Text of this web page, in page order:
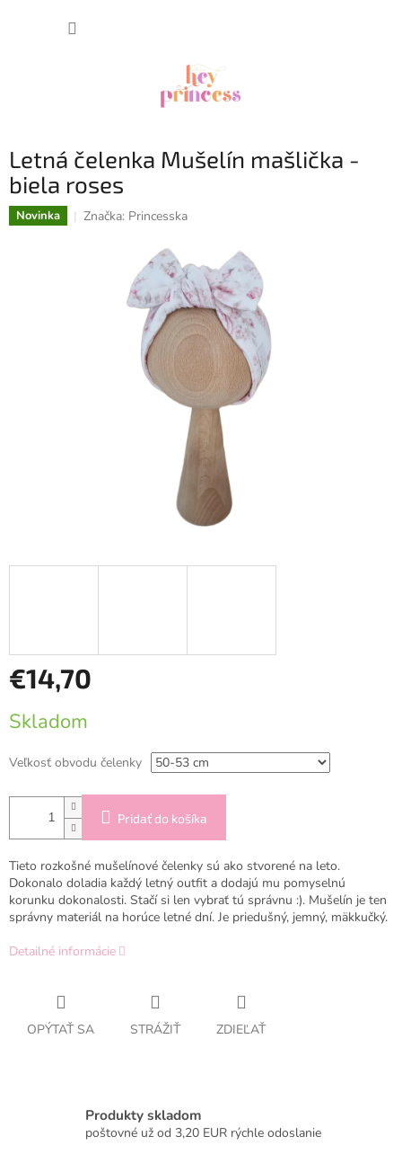
Letná čelenka Mušelín mašlička -
biela roses
Novinka Značka: Princesska
€14,70
cena:
Skladom
Veľkosť obvodu čelenky
Pridať do košíka
Tieto rozkošné mušelínové čelenky sú ako stvorené na leto.
Dokonalo doladia každý letný outfit a dodajú mu pomyselnú
korunku dokonalosti. Stačí si len vybrať tú správnu :). Mušelín je ten
správny materiál na horúce letné dní. Je priedušný, jemný, mäkkučký.
Detailné informácie
OPÝTAŤ SA STRÁŽIŤ ZDIEĽAŤ
Produkty skladom
poštovné už od 3,20 EUR rýchle odoslanie